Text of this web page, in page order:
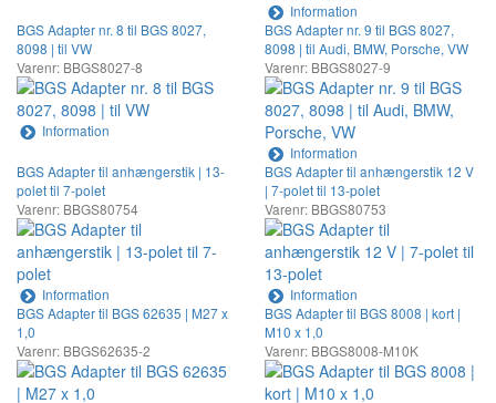
Information
BGS Adapter nr. 8 til BGS 8027,
8098 | til VW
Varenr: BBGS8027-8
Information
BGS Adapter nr. 9 til BGS 8027,
8098 | til Audi, BMW, Porsche, VW
Varenr: BBGS8027-9
Information
BGS Adapter til anhængerstik | 13-
polet til 7-polet
Varenr: BBGS80754
Information
BGS Adapter til anhængerstik 12 V
| 7-polet til 13-polet
Varenr: BBGS80753
Information
BGS Adapter til BGS 62635 | M27 x
1,0
Varenr: BBGS62635-2
BGS Adapter til BGS 8008 | kort |
M10 x 1,0
Varenr: BBGS8008-M10K